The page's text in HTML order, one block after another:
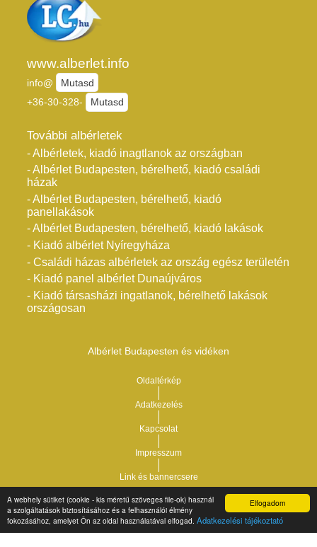
Elfogadom
A webhely sütiket (cookie - kis méretű szöveges file-ok) használ
a szolgáltatások biztosításához és a felhasználói élmény
fokozásához, amelyet Ön az oldal használatával elfogad. Adatkezelési tájékoztató
www.alberlet.info
info@
Mutasd
+36-30-328-
Mutasd
További albérletek
- Albérletek, kiadó inagtlanok az országban
- Albérlet Budapesten, bérelhető, kiadó családi
házak
- Albérlet Budapesten, bérelhető, kiadó
panellakások
- Albérlet Budapesten, bérelhető, kiadó lakások
- Kiadó albérlet Nyíregyháza
- Családi házas albérletek az ország egész területén
- Kiadó panel albérlet Dunaújváros
- Kiadó társasházi ingatlanok, bérelhető lakások
országosan
Albérlet Budapesten és vidéken
Oldaltérkép
Adatkezelés
Kapcsolat
Impresszum
Link és bannercsere
Copyright © 2021.Vár-Köz Kft. - Ingatlan nyilvántartó, ügyviteli és
adminisztrációs szoftver